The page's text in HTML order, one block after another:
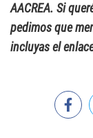
AACREA. Si
pedimos que
incluyas el